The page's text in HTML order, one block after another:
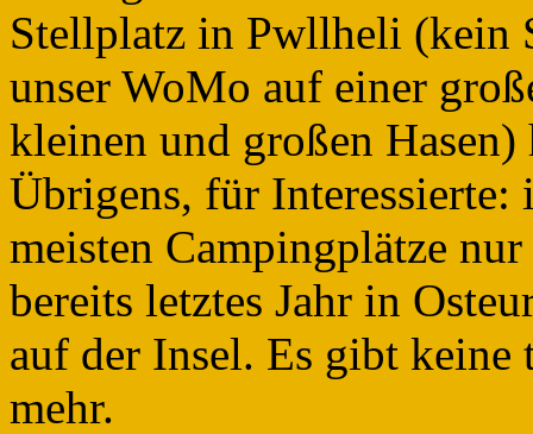
Stellplatz in Pwllheli (kein
unser WoMo auf einer
kleinen und großen
Übrigens, für Interessierte:
meisten Campingplätze
bereits letztes Jahr in
auf der Insel. Es gibt keine
mehr.